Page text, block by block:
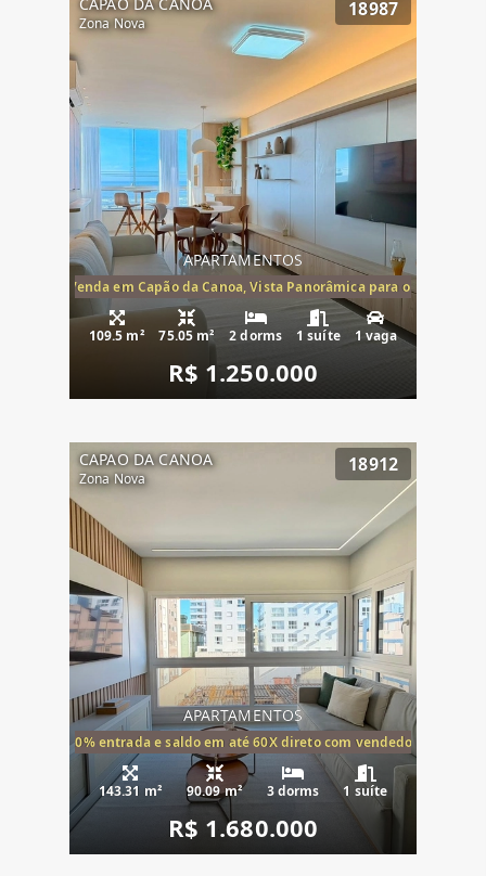
Zona Nova
18987
APARTAMENTOS
Mar à Venda em Capão da Canoa, Vista Panorâmica para o Mar, 2
109.5 m² 75.05 m² 2 dorms 1 suíte 1 vaga
R$ 1.250.000
CAPAO DA CANOA
Zona Nova
18912
APARTAMENTOS
20% entrada e saldo em até 60X direto com vendedor
143.31 m² 90.09 m² 3 dorms 1 suíte
R$ 1.680.000